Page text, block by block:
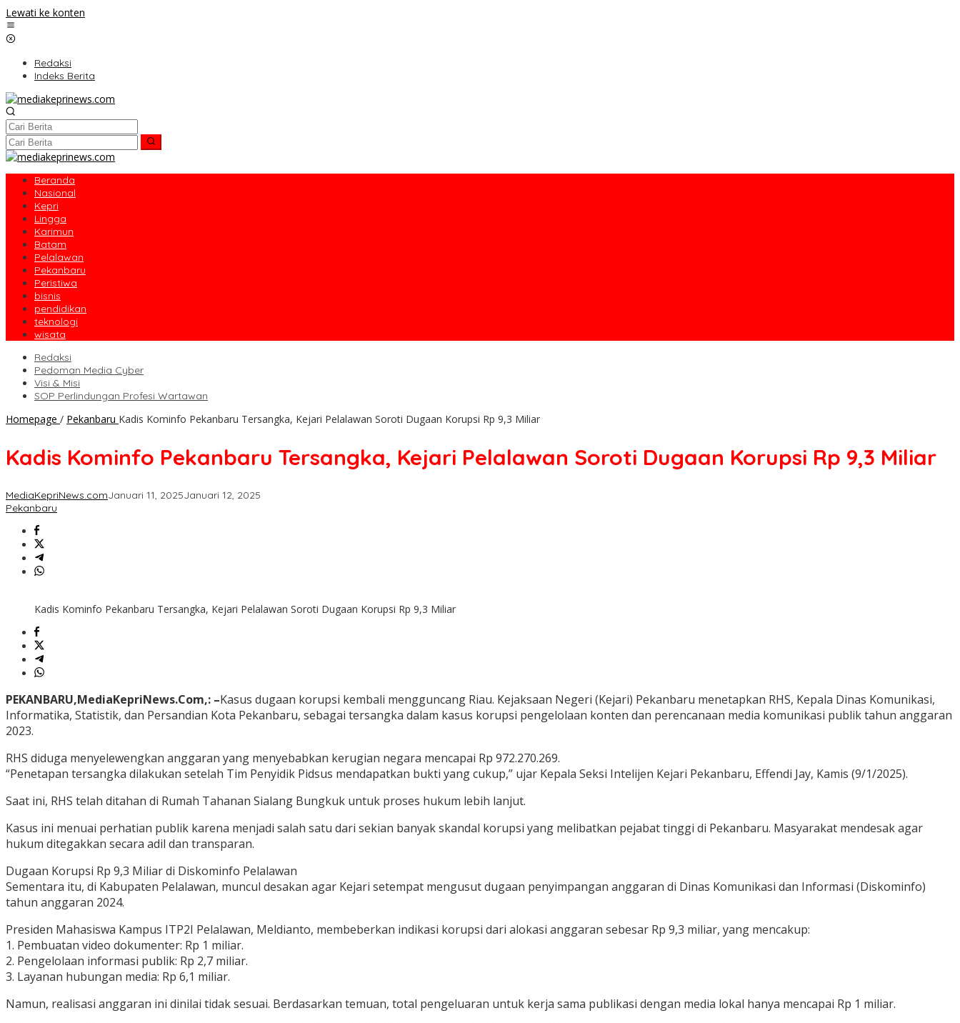
Lewati ke konten
Redaksi
Indeks Berita
Beranda
Nasional
Kepri
Lingga
Karimun
Batam
Pelalawan
Pekanbaru
Peristiwa
bisnis
pendidikan
teknologi
wisata
Redaksi
Pedoman Media Cyber
Visi & Misi
SOP Perlindungan Profesi Wartawan
Homepage / Pekanbaru Kadis Kominfo Pekanbaru Tersangka, Kejari Pelalawan Soroti Dugaan Korupsi Rp 9,3 Miliar
Kadis Kominfo Pekanbaru Tersangka, Kejari Pelalawan Soroti Dugaan Korupsi Rp 9,3 Miliar
MediaKepriNews.comJanuari 11, 2025Januari 12, 2025
Pekanbaru
Kadis Kominfo Pekanbaru Tersangka, Kejari Pelalawan Soroti Dugaan Korupsi Rp 9,3 Miliar
PEKANBARU,MediaKepriNews.Com,: –Kasus dugaan korupsi kembali mengguncang Riau. Kejaksaan Negeri (Kejari) Pekanbaru menetapkan RHS, Kepala Dinas Komunikasi,
Informatika, Statistik, dan Persandian Kota Pekanbaru, sebagai tersangka dalam kasus korupsi pengelolaan konten dan perencanaan media komunikasi publik tahun anggaran
2023.
RHS diduga menyelewengkan anggaran yang menyebabkan kerugian negara mencapai Rp 972.270.269.
“Penetapan tersangka dilakukan setelah Tim Penyidik Pidsus mendapatkan bukti yang cukup,” ujar Kepala Seksi Intelijen Kejari Pekanbaru, Effendi Jay, Kamis (9/1/2025).
Saat ini, RHS telah ditahan di Rumah Tahanan Sialang Bungkuk untuk proses hukum lebih lanjut.
Kasus ini menuai perhatian publik karena menjadi salah satu dari sekian banyak skandal korupsi yang melibatkan pejabat tinggi di Pekanbaru. Masyarakat mendesak agar
hukum ditegakkan secara adil dan transparan.
Dugaan Korupsi Rp 9,3 Miliar di Diskominfo Pelalawan
Sementara itu, di Kabupaten Pelalawan, muncul desakan agar Kejari setempat mengusut dugaan penyimpangan anggaran di Dinas Komunikasi dan Informasi (Diskominfo)
tahun anggaran 2024.
Presiden Mahasiswa Kampus ITP2I Pelalawan, Meldianto, membeberkan indikasi korupsi dari alokasi anggaran sebesar Rp 9,3 miliar, yang mencakup:
1. Pembuatan video dokumenter: Rp 1 miliar.
2. Pengelolaan informasi publik: Rp 2,7 miliar.
3. Layanan hubungan media: Rp 6,1 miliar.
Namun, realisasi anggaran ini dinilai tidak sesuai. Berdasarkan temuan, total pengeluaran untuk kerja sama publikasi dengan media lokal hanya mencapai Rp 1 miliar.